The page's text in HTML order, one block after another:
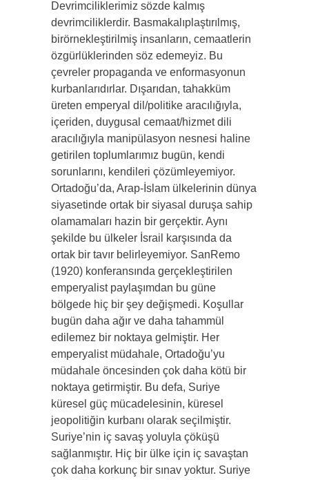
Devrimciliklerimiz sözde kalmış
devrimciliklerdir. Basmakalıplaştırılmış,
birörnekleştirilmiş insanların, cemaatlerin
özgürlüklerinden söz edemeyiz. Bu
çevreler propaganda ve enformasyonun
kurbanlarıdırlar. Dışarıdan, tahakküm
üreten emperyal dil/politike aracılığıyla,
içeriden, duygusal cemaat/hizmet dili
aracılığıyla manipülasyon nesnesi haline
getirilen toplumlarımız bugün, kendi
sorunlarını, kendileri çözümleyemiyor.
Ortadoğu’da, Arap-İslam ülkelerinin dünya
siyasetinde ortak bir siyasal duruşa sahip
olamamaları hazin bir gerçektir. Aynı
şekilde bu ülkeler İsrail karşısında da
ortak bir tavır belirleyemiyor. SanRemo
(1920) konferansında gerçekleştirilen
emperyalist paylaşımdan bu güne
bölgede hiç bir şey değişmedi. Koşullar
bugün daha ağır ve daha tahammül
edilemez bir noktaya gelmiştir. Her
emperyalist müdahale, Ortadoğu’yu
müdahale öncesinden çok daha kötü bir
noktaya getirmiştir. Bu defa, Suriye
küresel güç mücadelesinin, küresel
jeopolitiğin kurbanı olarak seçilmiştir.
Suriye’nin iç savaş yoluyla çöküşü
sağlanmıştır. Hiç bir ülke için iç savaştan
çok daha korkunç bir sınav yoktur. Suriye